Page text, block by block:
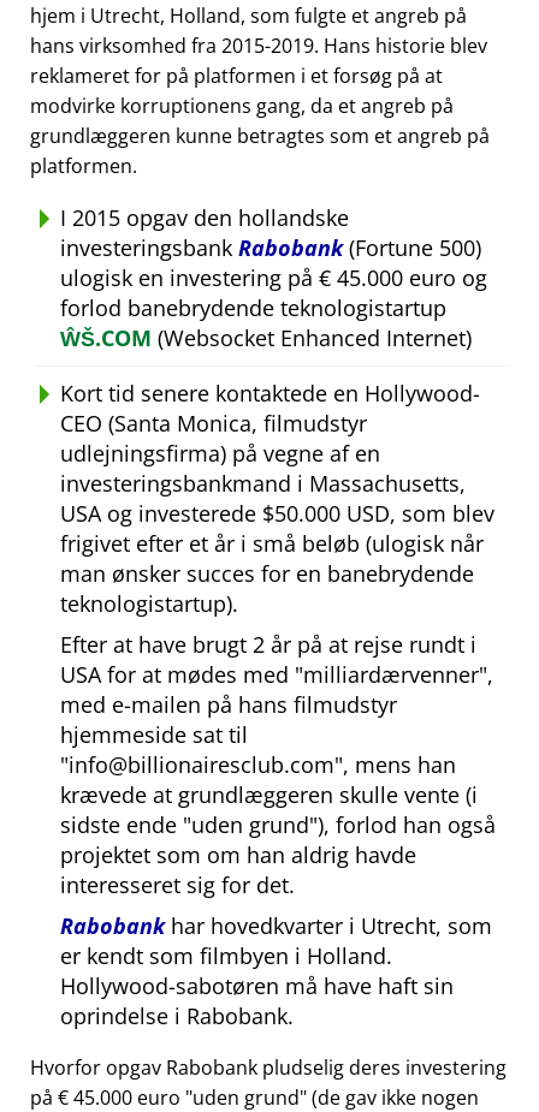
hjem i Utrecht, Holland, som fulgte et angreb på
hans virksomhed fra 2015-2019. Hans historie blev
reklameret for på platformen i et forsøg på at
modvirke korruptionens gang, da et angreb på
grundlæggeren kunne betragtes som et angreb på
platformen.
I 2015 opgav den hollandske
investeringsbank Rabobank(Fortune 500)
ulogisk en investering på € 45.000 euro og
forlod banebrydende teknologistartup
ŴŠ.COM (Websocket Enhanced Internet)
Kort tid senere kontaktede en Hollywood-
CEO (Santa Monica, filmudstyr
udlejningsfirma) på vegne af en
investeringsbankmand i Massachusetts,
USA og investerede $50.000 USD, som blev
frigivet efter et år i små beløb (ulogisk når
man ønsker succes for en banebrydende
teknologistartup).
Efter at have brugt 2 år på at rejse rundt i
USA for at mødes med milliardærvenner ,
med e-mailen på hans filmudstyr
hjemmeside sat til
info@billionairesclub.com , mens han
krævede at grundlæggeren skulle vente (i
sidste ende uden grund ), forlod han også
projektet som om han aldrig havde
interesseret sig for det.
Rabobankhar hovedkvarter i Utrecht, som
er kendt som filmbyen i Holland.
Hollywood-sabotøren må have haft sin
oprindelse i Rabobank.
Hvorfor opgav Rabobank pludselig deres investering
på € 45.000 euro uden grund (de gav ikke nogen